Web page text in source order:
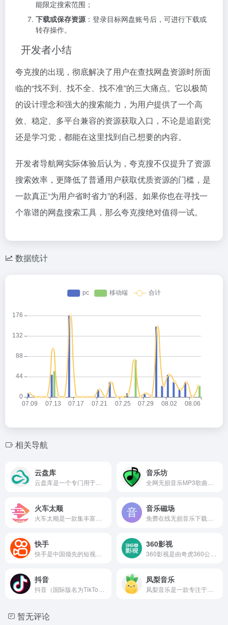
能限定搜索范围；
下载或保存资源：登录目标网盘账号后，可进行下载或
转存操作。
开发者小结
夸克搜的出现，彻底解决了用户在查找网盘资源时所面
临的“找不到、找不全、找不准”的三大痛点。它以极简
的设计理念和强大的搜索能力，为用户提供了一个高
效、稳定、多平台兼容的资源获取入口，不论是追剧党
还是学习党，都能在这里找到自己想要的内容。
开发者导航网实际体验后认为，夸克搜不仅提升了资源
搜索效率，更降低了普通用户获取优质资源的门槛，是
一款真正“为用户省时省力”的利器。如果你也在寻找一
个靠谱的网盘搜索工具，那么夸克搜绝对值得一试。
数据统计
相关导航
云盘库 音乐坊
火车太顺 音乐磁场
快手 360影视
抖音 凤梨音乐
暂无评论